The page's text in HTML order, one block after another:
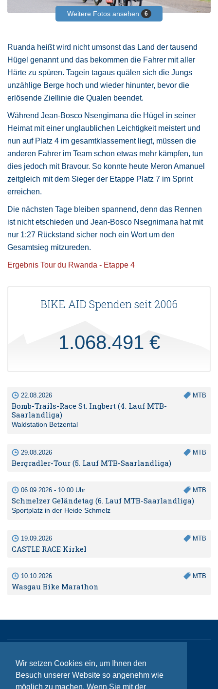
Wir setzen Cookies ein, um Ihnen den
Besuch unserer Website so angenehm wie
möglich zu machen. Wenn Sie mit der
Weitere Fotos ansehen 6
Ruanda heißt wird nicht umsonst das Land der tausend
Hügel genannt und das bekommen die Fahrer mit aller
Härte zu spüren. Tagein tagaus quälen sich die Jungs
unzählige Berge hoch und wieder hinunter, bevor die
erlösende Ziellinie die Qualen beendet.
Während Jean-Bosco Nsengimana die Hügel in seiner
Heimat mit einer unglaublichen Leichtigkeit meistert und
nun auf Platz 4 im gesamtklassement liegt, müssen die
anderen Fahrer im Team schon etwas mehr kämpfen, tun
dies jedoch mit Bravour. So konnte heute Meron Amanuel
zeitgleich mit dem Sieger der Etappe Platz 7 im Sprint
erreichen.
Die nächsten Tage bleiben spannend, denn das Rennen
ist nicht etschieden und Jean-Bosco Nsegnimana hat mit
nur 1:27 Rückstand sicher noch ein Wort um den
Gesamtsieg mitzureden.
Ergebnis Tour du Rwanda - Etappe 4
BIKE AID Spenden seit 2006
1.068.491 €
22.08.2026 MTB
Bomb-Trails-Race St. Ingbert (4. Lauf MTB-
Saarlandliga)
Waldstation Betzental
29.08.2026 MTB
Bergradler-Tour (5. Lauf MTB-Saarlandliga)
06.09.2026 - 10:00 Uhr MTB
Schmelzer Geländetag (6. Lauf MTB-Saarlandliga)
Sportplatz in der Heide Schmelz
19.09.2026 MTB
CASTLE RACE Kirkel
10.10.2026 MTB
Wasgau Bike Marathon
Sitemap
Kontakt